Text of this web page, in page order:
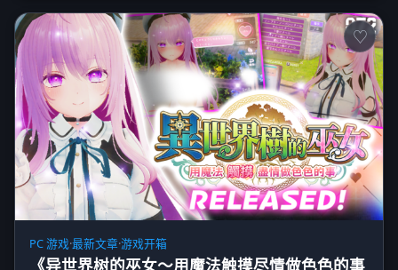
PC 游戏·最新文章·游戏开箱
《异世界树的巫女～用魔法触摸尽情做色色的事